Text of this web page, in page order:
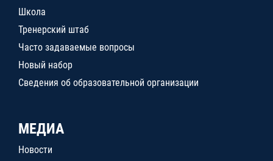
Школа
Тренерский штаб
Часто задаваемые вопросы
Новый набор
Сведения об образовательной организации
МЕДИА
Новости